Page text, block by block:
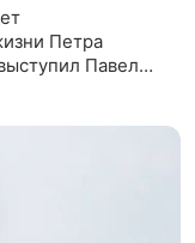
Петра
Павел